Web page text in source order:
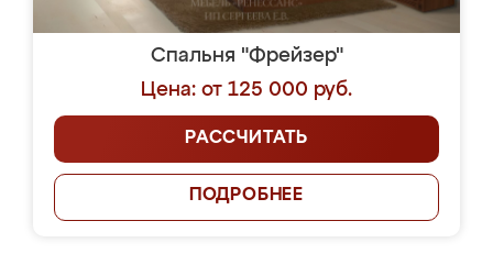
Спальня "Фрейзер"
Цена: от 125 000 руб.
РАССЧИТАТЬ
ПОДРОБНЕЕ